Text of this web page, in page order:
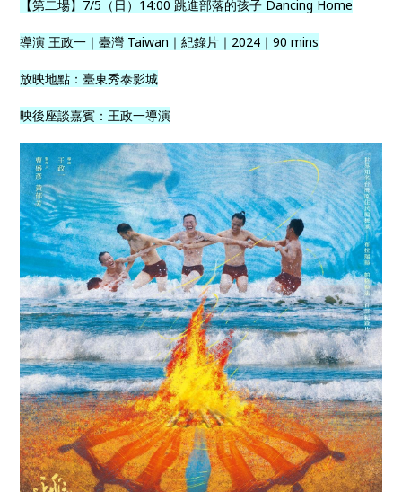
【第二場】7/5（日）14:00 跳進部落的孩子 Dancing Home
導演 王政一｜臺灣 Taiwan｜紀錄片｜2024｜90 mins
放映地點：臺東秀泰影城
映後座談嘉賓：王政一導演